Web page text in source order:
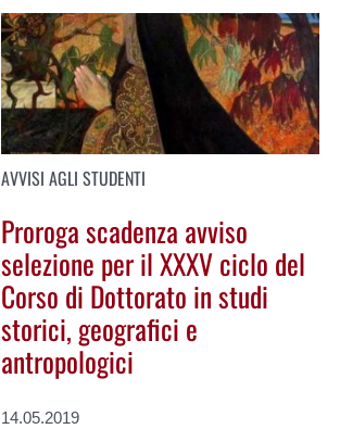
AVVISI AGLI STUDENTI
Proroga scadenza avviso
selezione per il XXXV ciclo del
Corso di Dottorato in studi
storici, geografici e
antropologici
14.05.2019